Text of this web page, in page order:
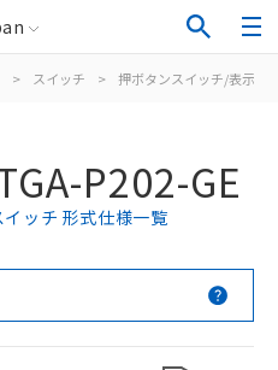
> スイッチ > 押ボタンスイッチ/表示灯
P202-GE
ッチ 形式仕様一覧